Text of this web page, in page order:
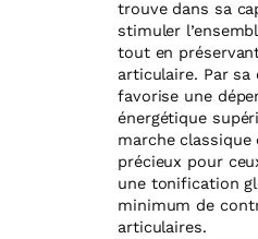
trouve dans sa
stimuler
tout en
articulaire. Par sa
favorise une
énergétique
marche classique
précieux pour
une tonification
minimum de
articulaires.